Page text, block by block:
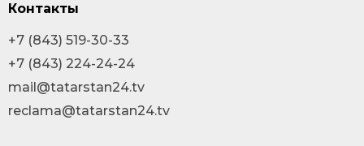
Контакты
+7 (843) 519-30-33
+7 (843) 224-24-24
mail@tatarstan24.tv
reclama@tatarstan24.tv